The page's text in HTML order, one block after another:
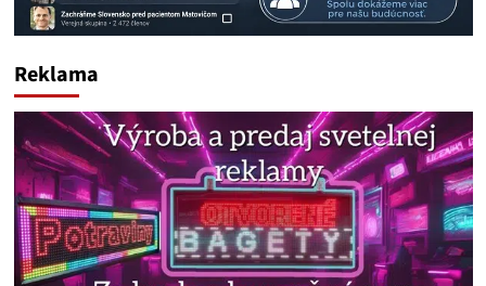
Reklama